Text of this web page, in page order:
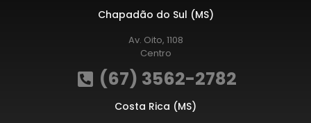
Chapadão do Sul (MS)
Av. Oito, 1108
Centro
(67) 3562-2782
Costa Rica (MS)